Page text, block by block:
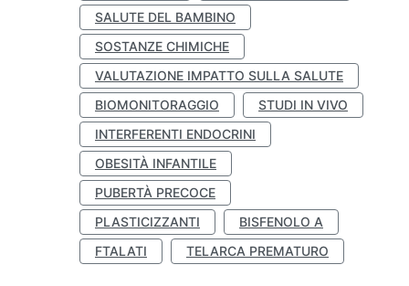
SALUTE DEL BAMBINO
SOSTANZE CHIMICHE
VALUTAZIONE IMPATTO SULLA SALUTE
BIOMONITORAGGIO
STUDI IN VIVO
INTERFERENTI ENDOCRINI
OBESITÀ INFANTILE
PUBERTÀ PRECOCE
PLASTICIZZANTI
BISFENOLO A
FTALATI
TELARCA PREMATURO